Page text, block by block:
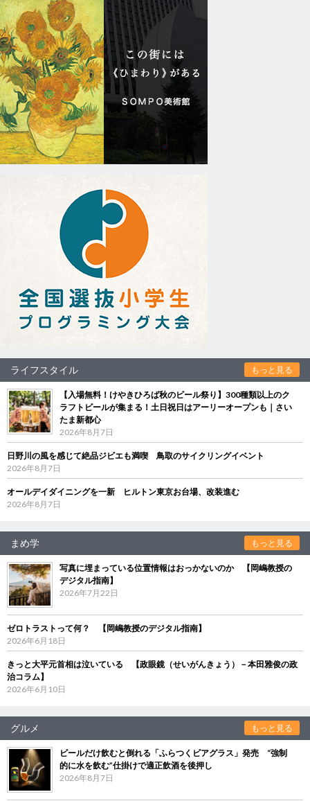
ライフスタイル もっと見る
【入場無料！けやきひろば秋のビール祭り】300種類以上のク
ラフトビールが集まる！土日祝日はアーリーオープンも｜さい
たま新都心
2026年8月7日
日野川の風を感じて絶品ジビエも満喫 鳥取のサイクリングイベント
2026年8月7日
オールデイダイニングを一新 ヒルトン東京お台場、改装進む
2026年8月7日
まめ学 もっと見る
写真に埋まっている位置情報はおっかないのか 【岡嶋教授の
デジタル指南】
2026年7月22日
ゼロトラストって何？ 【岡嶋教授のデジタル指南】
2026年6月18日
きっと大平元首相は泣いている 【政眼鏡（せいがんきょう）－本田雅俊の政
治コラム】
2026年6月10日
グルメ もっと見る
ビールだけ飲むと倒れる「ふらつくビアグラス」発売 “強制
的に水を飲む”仕掛けで適正飲酒を後押し
2026年8月7日